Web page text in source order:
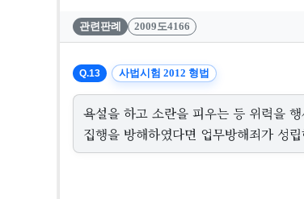
관련판례 2009도4166
Q.13 사법시험 2012 형법
욕설을 하고 소란을 피우는 등 위력을
집행을 방해하였다면 업무방해죄가 성